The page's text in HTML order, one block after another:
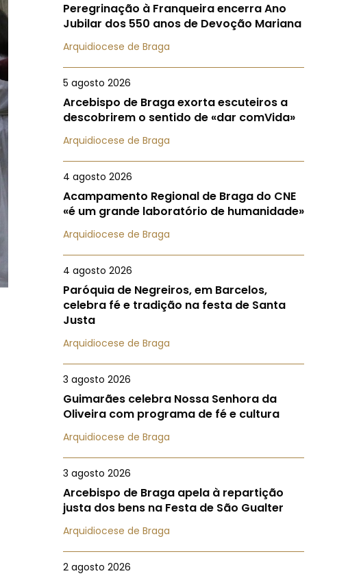
Peregrinação à Franqueira encerra Ano
Jubilar dos 550 anos de Devoção Mariana
Arquidiocese de Braga
5 agosto 2026
Arcebispo de Braga exorta escuteiros a
descobrirem o sentido de «dar comVida»
Arquidiocese de Braga
4 agosto 2026
Acampamento Regional de Braga do CNE
«é um grande laboratório de humanidade»
Arquidiocese de Braga
4 agosto 2026
Paróquia de Negreiros, em Barcelos,
celebra fé e tradição na festa de Santa
Justa
Arquidiocese de Braga
3 agosto 2026
Guimarães celebra Nossa Senhora da
Oliveira com programa de fé e cultura
Arquidiocese de Braga
3 agosto 2026
Arcebispo de Braga apela à repartição
justa dos bens na Festa de São Gualter
Arquidiocese de Braga
2 agosto 2026